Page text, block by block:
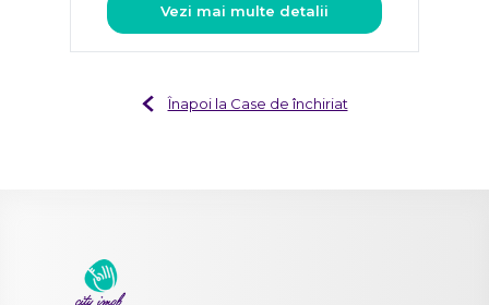
Vezi mai multe detalii
Înapoi la Case de închiriat